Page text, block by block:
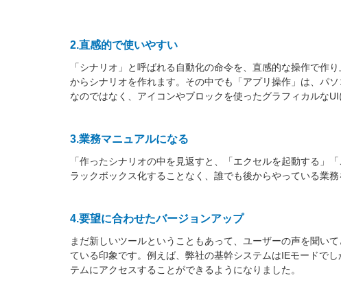
2.直感的で使いやすい
「シナリオ」と呼ばれる自動化の命令を、直感的な操作で作
からシナリオを作れます。その中でも「アプリ操作」は、パ
なのではなく、アイコンやブロックを使ったグラフィカルなUI
3.業務マニュアルになる
「作ったシナリオの中を見返すと、「エクセルを起動する」
ラックボックス化することなく、誰でも後からやっている業
4.要望に合わせたバージョンアップ
まだ新しいツールということもあって、ユーザーの声を聞い
ている印象です。例えば、弊社の基幹システムはIEモードで
テムにアクセスすることができるようになりました。